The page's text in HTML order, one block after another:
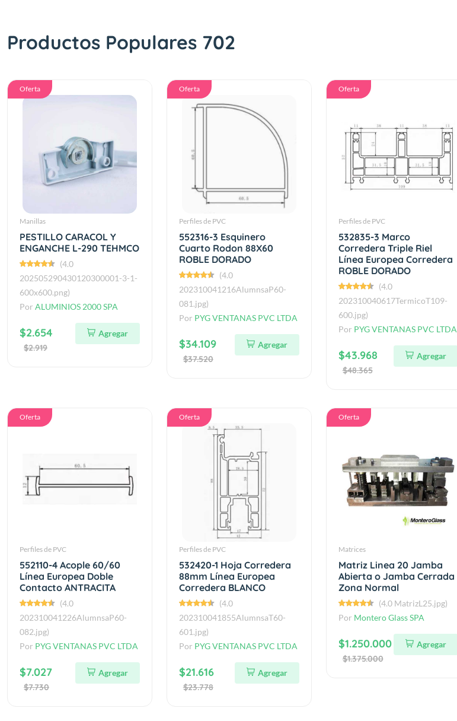
Productos Populares 702
Oferta
Manillas
PESTILLO CARACOL Y
ENGANCHE L-290 TEHMCO
(4.0
202505290430120300001-3-1-
600x600.png)
Por ALUMINIOS 2000 SPA
$2.654
$2.919
Agregar
Oferta
Perfiles de PVC
552316-3 Esquinero
Cuarto Rodon 88X60
ROBLE DORADO
(4.0
202310041216AlumnsaP60-
081.jpg)
Por PYG VENTANAS PVC LTDA
$34.109
$37.520
Agregar
Oferta
Perfiles de PVC
532835-3 Marco
Corredera Triple Riel
Línea Europea Corredera
ROBLE DORADO
(4.0
202310040617TermicoT109-
600.jpg)
Por PYG VENTANAS PVC LTDA
$43.968
$48.365
Agregar
Oferta
Perfiles de PVC
552110-4 Acople 60/60
Línea Europea Doble
Contacto ANTRACITA
(4.0
202310041226AlumnsaP60-
082.jpg)
Por PYG VENTANAS PVC LTDA
$7.027
$7.730
Agregar
Oferta
Perfiles de PVC
532420-1 Hoja Corredera
88mm Línea Europea
Corredera BLANCO
(4.0
202310041855AlumnsaT60-
601.jpg)
Por PYG VENTANAS PVC LTDA
$21.616
$23.778
Agregar
Oferta
Matrices
Matriz Linea 20 Jamba
Abierta o Jamba Cerrada
Zona Normal
(4.0 MatrizL25.jpg)
Por Montero Glass SPA
$1.250.000
$1.375.000
Agregar